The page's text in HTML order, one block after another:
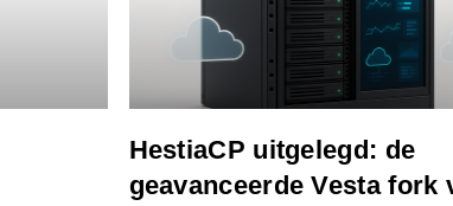
HestiaCP uitgelegd: de
geavanceerde Vesta fork